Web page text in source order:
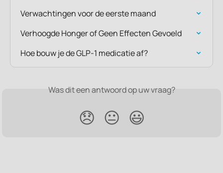
Verwachtingen voor de eerste maand
Verhoogde Honger of Geen Effecten Gevoeld
Hoe bouw je de GLP-1 medicatie af?
Was dit een antwoord op uw vraag?
😞 😐 😃